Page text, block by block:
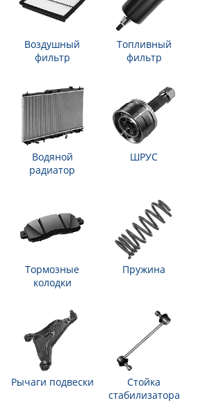
Воздушный
фильтр
Топливный
фильтр
Водяной
радиатор
ШРУС
Тормозные
колодки
Пружина
Рычаги подвески
Стойка
стабилизатора